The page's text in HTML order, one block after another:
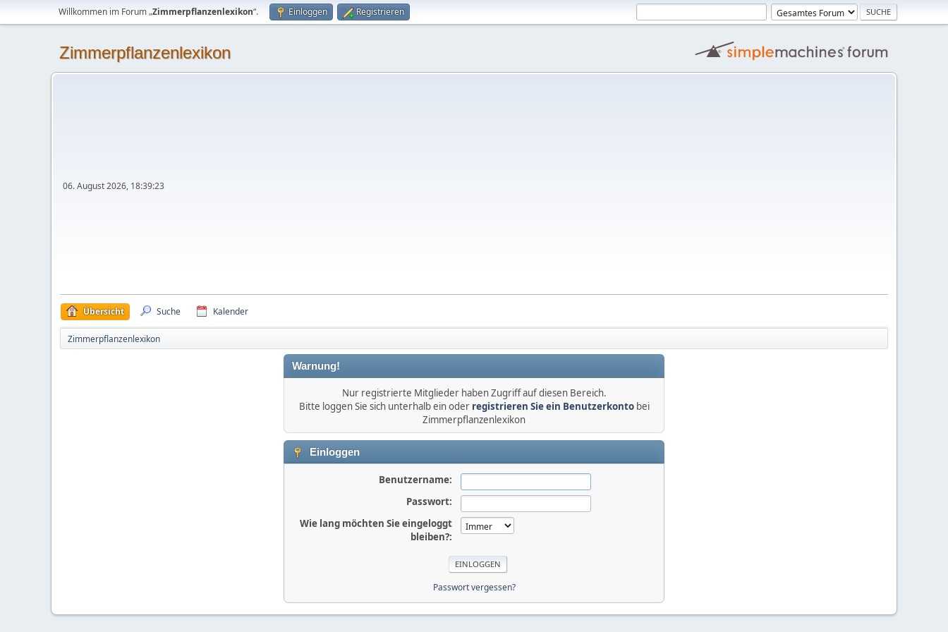
Willkommen im Forum „Zimmerpflanzenlexikon“. Einloggen Registrieren
Zimmerpflanzenlexikon
06. August 2026, 18:39:23
Übersicht Suche Kalender
Zimmerpflanzenlexikon
Warnung!
Nur registrierte Mitglieder haben Zugriff auf diesen Bereich.
Bitte loggen Sie sich unterhalb ein oder registrieren Sie ein Benutzerkontobei
Zimmerpflanzenlexikon
Einloggen
Benutzername:
Passwort:
Wie lang möchten Sie eingeloggt
bleiben?:
Passwort vergessen?